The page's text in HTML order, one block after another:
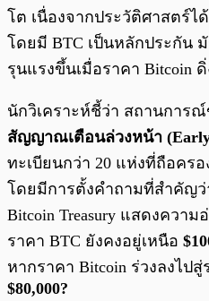
โต เนื่องจากประวัติศาสตร์ไ
โดยมี BTC เป็นหลักประกัน
รุนแรงขึ้นเมื่อราคา Bitcoin ดิ่
นักวิเคราะห์ชี้ว่า สถานการณ์
สัญญาณเตือนล่วงหน้า
ทะเบียนกว่า 20 แห่งที่ถือคร
โดยมีการตั้งคำถามที่สำคัญ
Bitcoin Treasury แสดงคว
ราคา BTC ยังคงอยู่เหนือ
หากราคา Bitcoin ร่วงลงไปสู่
$80,000?